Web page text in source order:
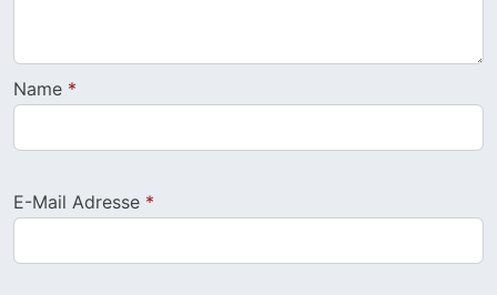
Name *
E-Mail Adresse *